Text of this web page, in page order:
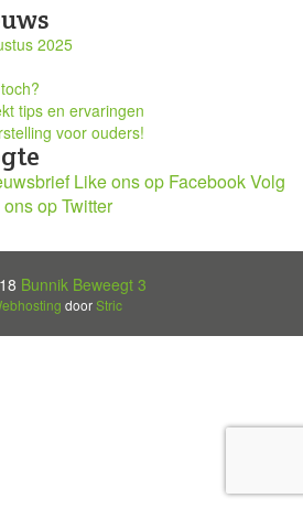
2025
tips en ervaringen
voor ouders!
Like ons op FacebookVolg
op Twitter
Bunnik Beweegt 3
doorStric